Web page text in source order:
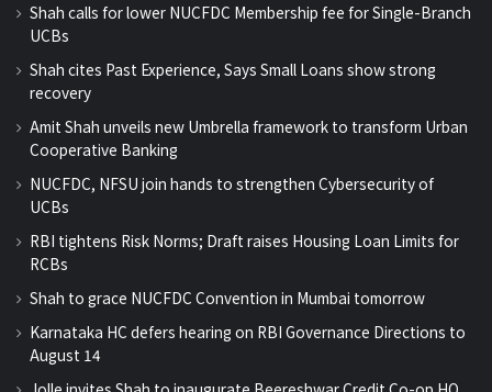
Shah calls for lower NUCFDC Membership fee for Single-Branch
UCBs
Shah cites Past Experience, Says Small Loans show strong
recovery
Amit Shah unveils new Umbrella framework to transform Urban
Cooperative Banking
NUCFDC, NFSU join hands to strengthen Cybersecurity of
UCBs
RBI tightens Risk Norms; Draft raises Housing Loan Limits for
RCBs
Shah to grace NUCFDC Convention in Mumbai tomorrow
Karnataka HC defers hearing on RBI Governance Directions to
August 14